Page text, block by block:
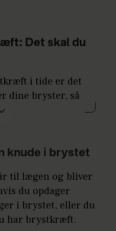
Det skal du
i tide er det
dine bryster, så
eventuelle
lægen, hvis du
knude i brystet
til lægen og bliver
du opdager
i brystet, eller du
har brystkræft.